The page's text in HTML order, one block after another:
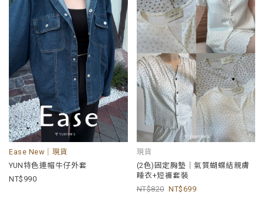
Ease New｜現貨
YUN特色連帽牛仔外套
990
現貨
(2色)固定胸墊｜氣質蝴蝶結親膚
睡衣+短褲套裝
820
699